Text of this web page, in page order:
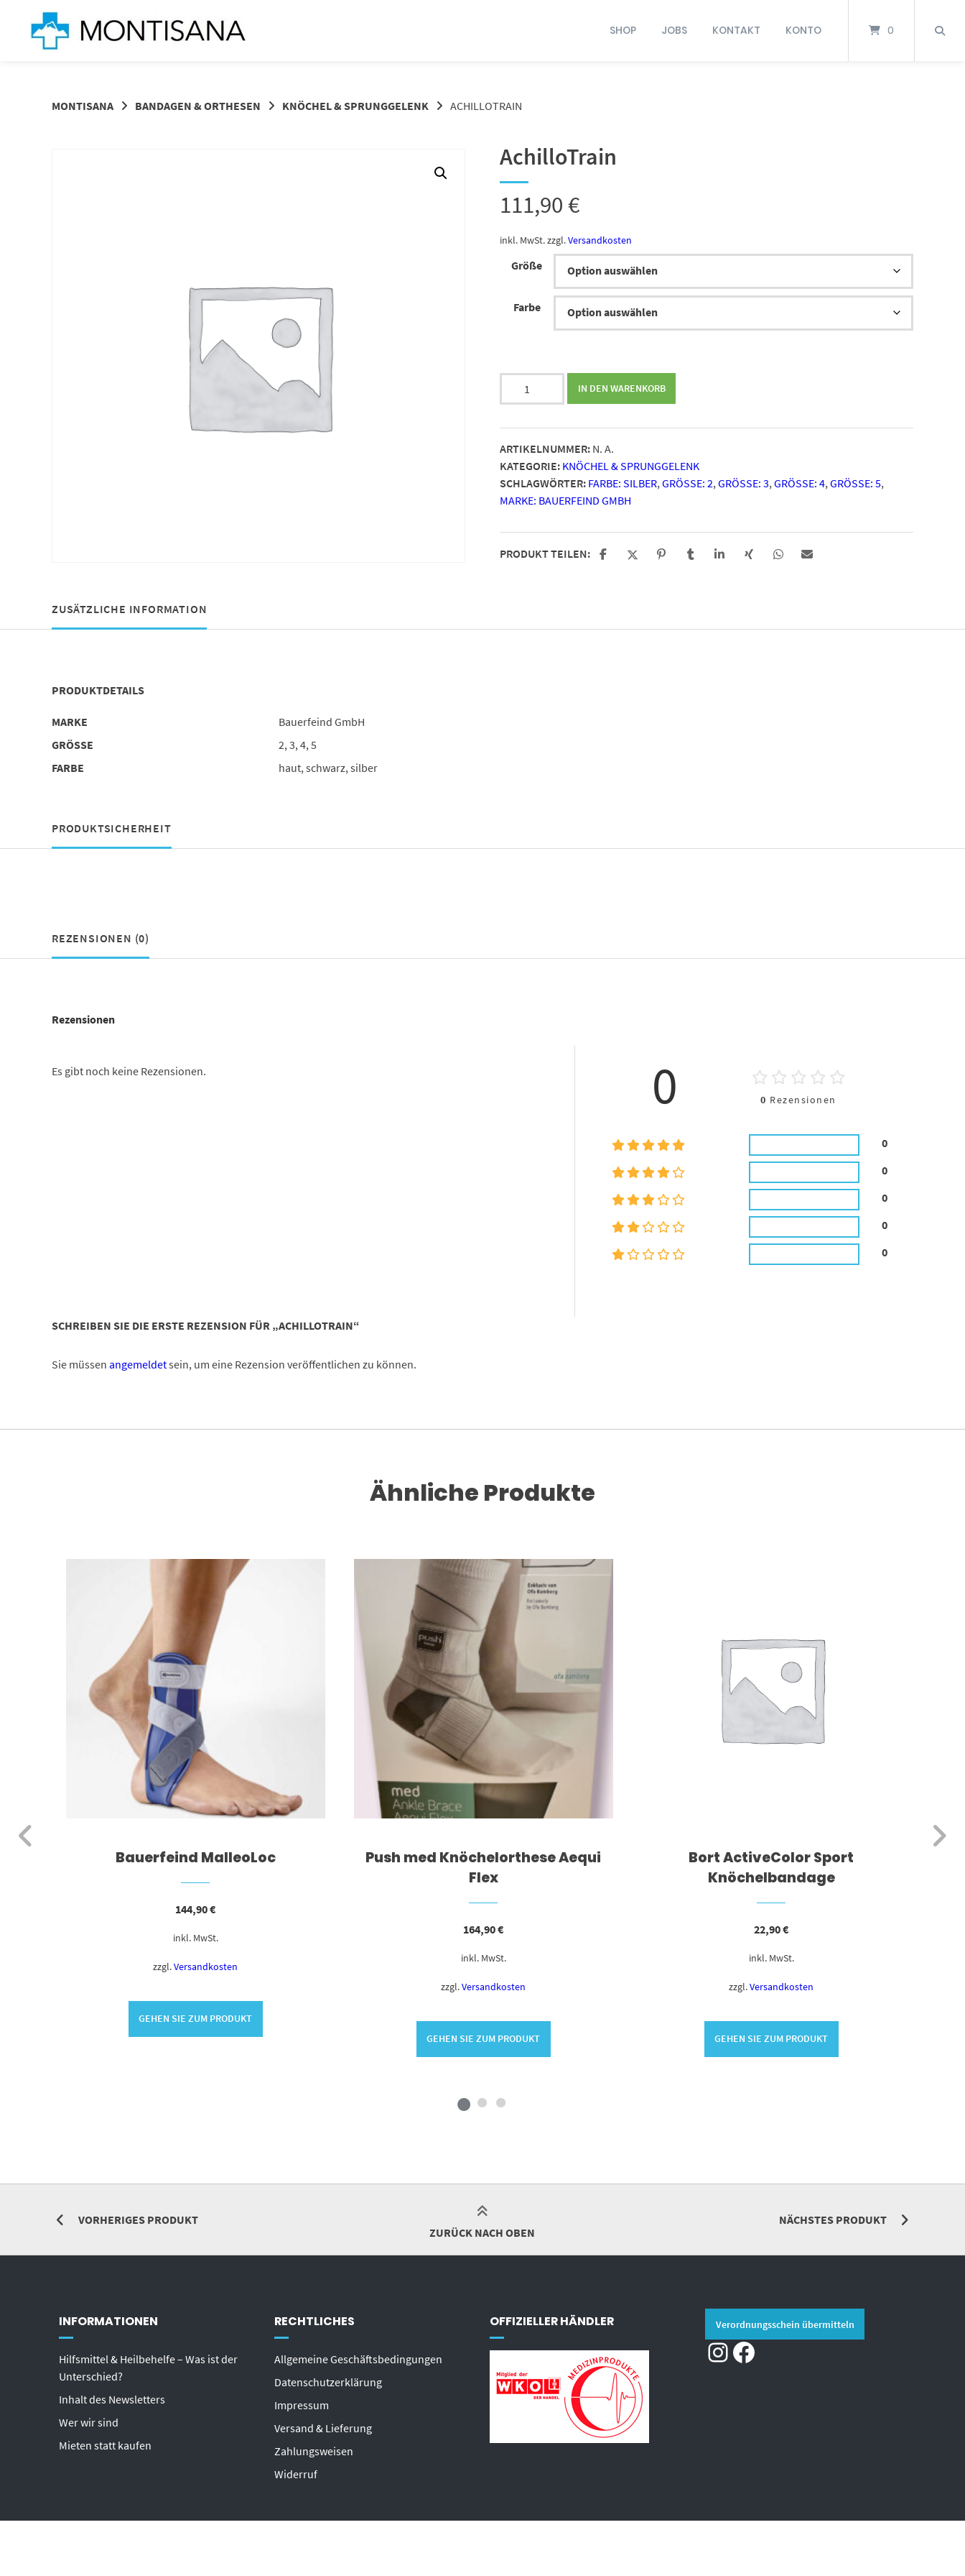
Springen
SHOP JOBS KONTAKT KONTO 0
MONTISANA BANDAGEN & ORTHESEN KNÖCHEL & SPRUNGGELENK ACHILLOTRAIN
AchilloTrain
111,90€
inkl. MwSt.zzgl.Versandkosten
Größe
Farbe
Menge
IN DEN WARENKORB
ARTIKELNUMMER: N. A.
KATEGORIE: KNÖCHEL & SPRUNGGELENK
SCHLAGWÖRTER: FARBE: SILBER, GRÖSSE: 2 , GRÖSSE: 3 , GRÖSSE: 4 , GRÖSSE: 5
,
MARKE: BAUERFEIND GMBH
PRODUKT TEILEN:
ZUSÄTZLICHE INFORMATION
PRODUKTDETAILS
MARKE
Bauerfeind GmbH
GRÖSSE
2, 3, 4, 5
FARBE
haut, schwarz, silber
PRODUKTSICHERHEIT
REZENSIONEN (0)
Rezensionen
Es gibt noch keine Rezensionen. 0 0 Rezensionen
0
0
0
0
0
SCHREIBEN SIE DIE ERSTE REZENSION FÜR „ACHILLOTRAIN“
Sie müssen angemeldetsein, um eine Rezension veröffentlichen zu können.
Ähnliche Produkte
Dieses Produkt weist mehrere Varianten auf. Die Optionen können auf der Produktseite gewählt werden
Bauerfeind MalleoLoc
144,90€
inkl. MwSt.
zzgl.Versandkosten
GEHEN SIE ZUM PRODUKT
Dieses Produkt weist mehrere Varianten auf. Die Optionen können auf der Produktseite gewählt werden
Push med Knöchelorthese Aequi
Flex
164,90€
inkl. MwSt.
zzgl.Versandkosten
GEHEN SIE ZUM PRODUKT
Bort ActiveColor Sport
Knöchelbandage
22,90€
inkl. MwSt.
zzgl.Versandkosten
GEHEN SIE ZUM PRODUKT
VORHERIGES PRODUKT
NÄCHSTES PRODUKT
ZURÜCK NACH OBEN
INFORMATIONEN
Hilfsmittel & Heilbehelfe – Was ist der
Unterschied?
Inhalt des Newsletters
Wer wir sind
Mieten statt kaufen
RECHTLICHES
Allgemeine Geschäftsbedingungen
Datenschutzerklärung
Impressum
Versand & Lieferung
Zahlungsweisen
Widerruf
OFFIZIELLER HÄNDLER Verordnungsschein übermitteln
Instagram Facebook